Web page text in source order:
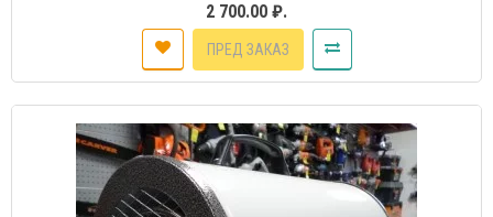
2 700.00 ₽.
ПРЕД ЗАКАЗ